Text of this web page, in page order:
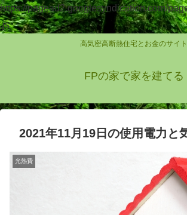
https://pagead2.googlesyndication.com/
.js
高気密高断熱住宅とお金のサイト
FPの家で家を建てる
2021年11月19日の使用電力と
光熱費